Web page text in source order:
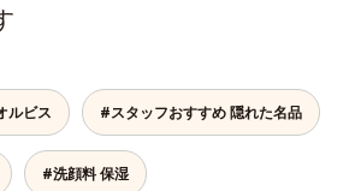
ルビス #スタッフおすすめ 隠れた名品
#洗顔料 保湿